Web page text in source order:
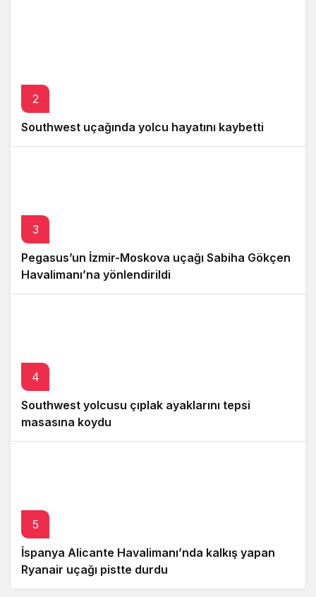
2
Southwest uçağında yolcu hayatını kaybetti
3
Pegasus’un İzmir-Moskova uçağı Sabiha Gökçen
Havalimanı’na yönlendirildi
4
Southwest yolcusu çıplak ayaklarını tepsi
masasına koydu
5
İspanya Alicante Havalimanı’nda kalkış yapan
Ryanair uçağı pistte durdu